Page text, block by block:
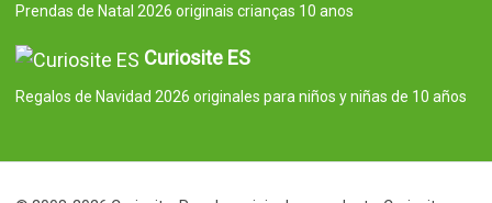
Prendas de Natal 2026 originais crianças 10 anos
Curiosite ES
Regalos de Navidad 2026 originales para niños y niñas de 10 años